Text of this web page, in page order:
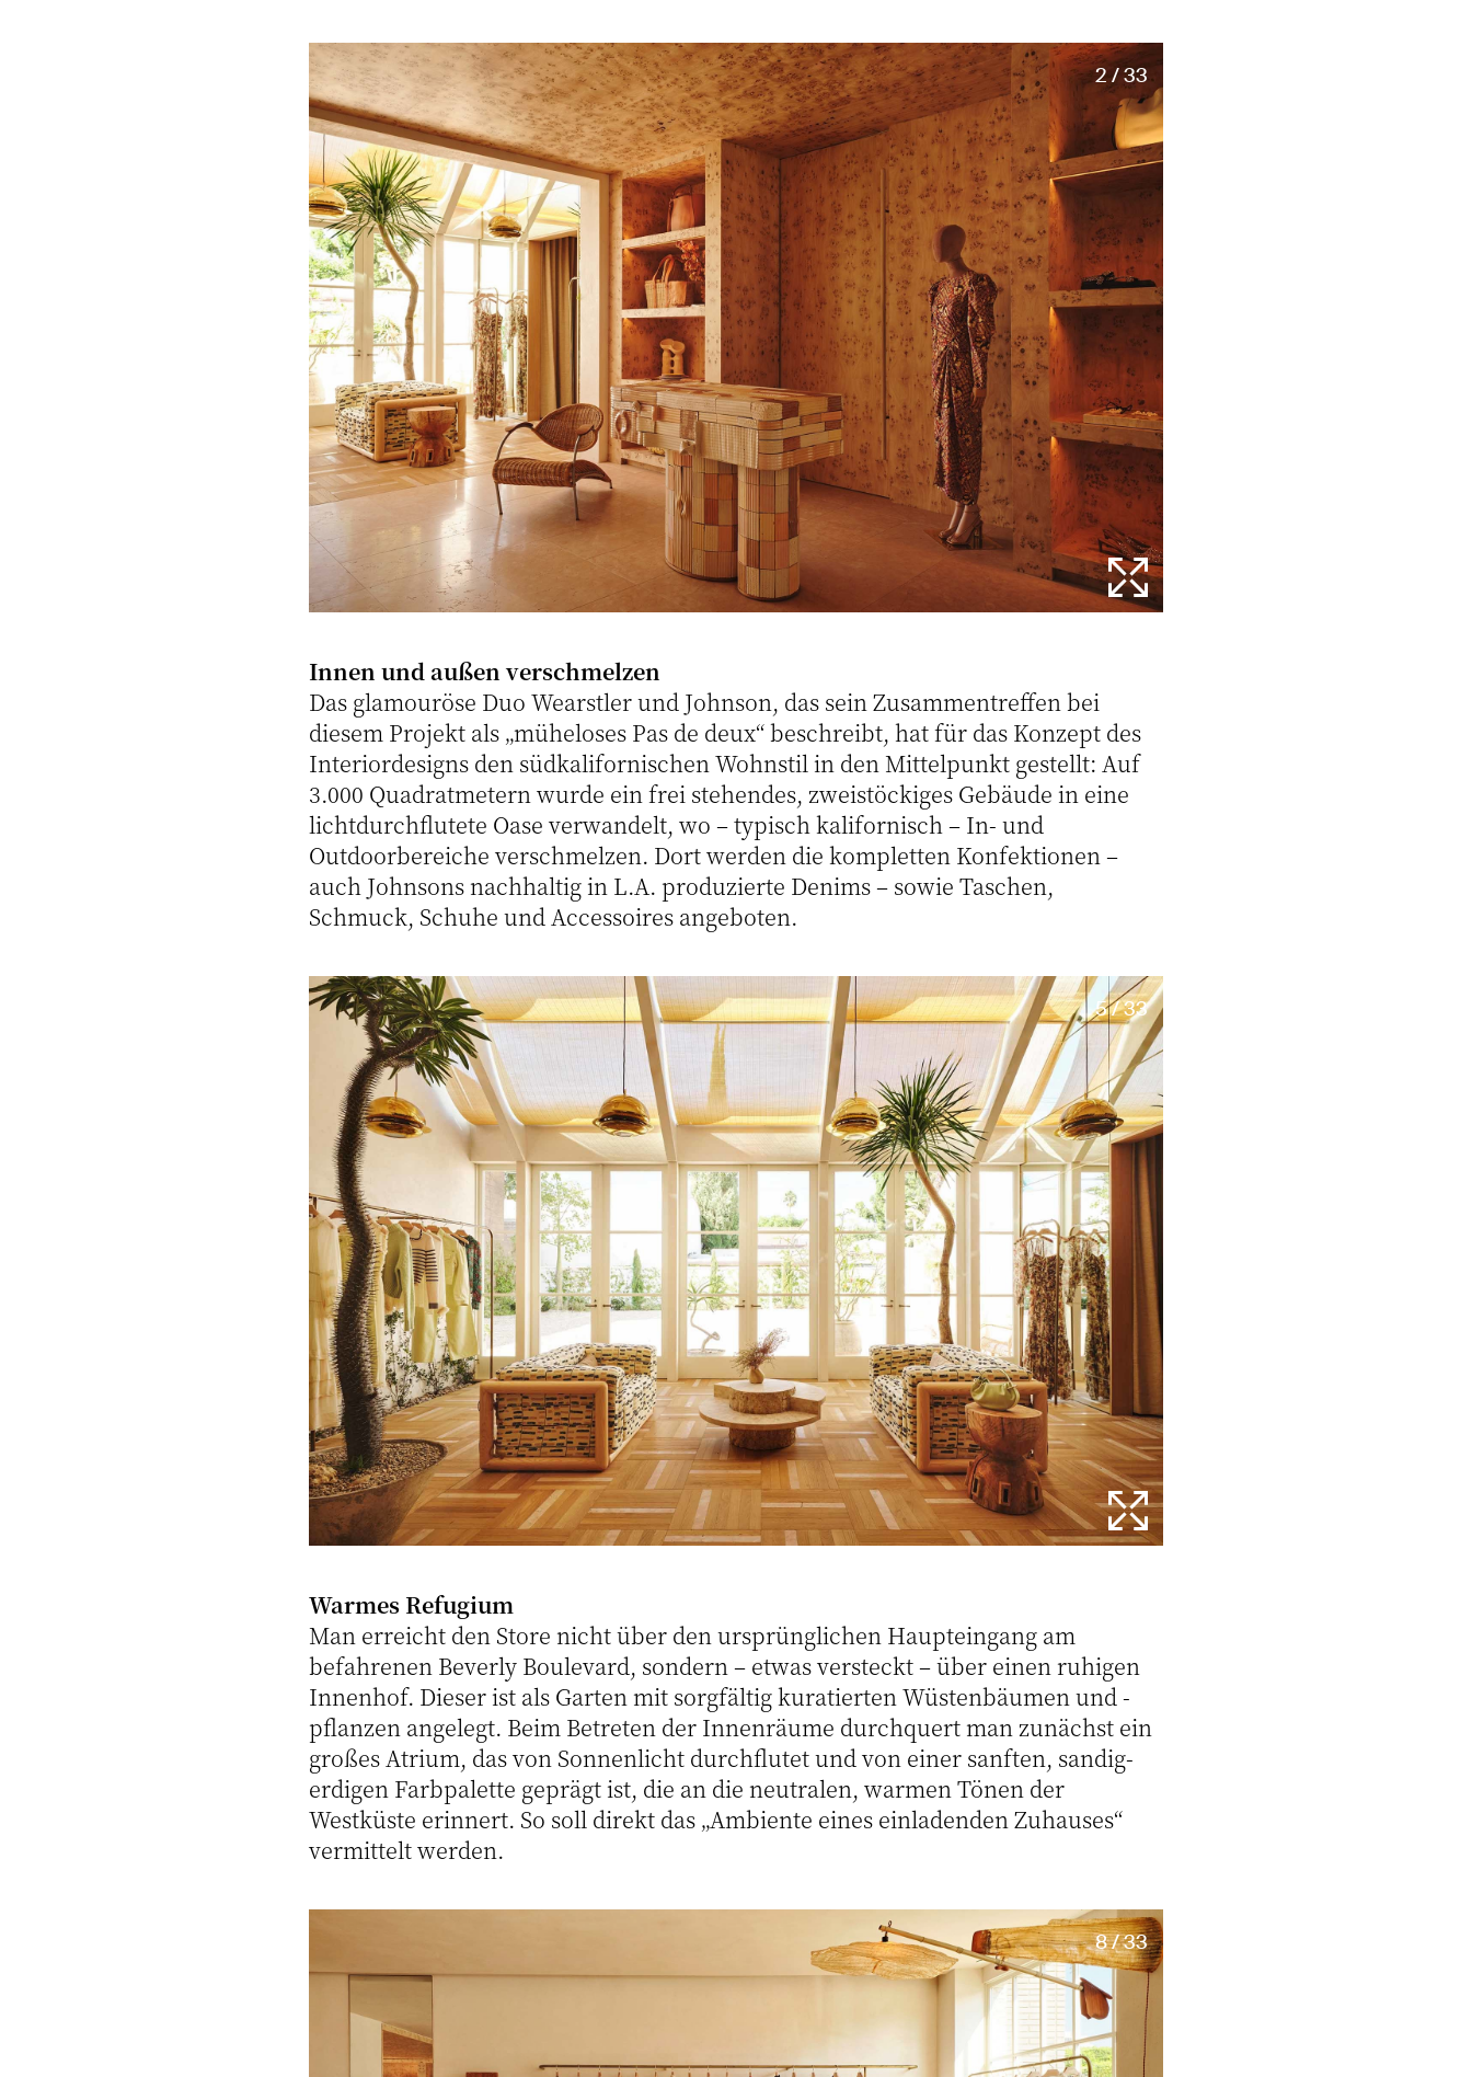
2 / 33
Innen und außen verschmelzen
Das glamouröse Duo Wearstler und Johnson, das sein Zusammentreffen bei
diesem Projekt als „müheloses Pas de deux“ beschreibt, hat für das Konzept des
Interiordesigns den südkalifornischen Wohnstil in den Mittelpunkt gestellt: Auf
3.000 Quadratmetern wurde ein frei stehendes, zweistöckiges Gebäude in eine
lichtdurchflutete Oase verwandelt, wo – typisch kalifornisch – In- und
Outdoorbereiche verschmelzen. Dort werden die kompletten Konfektionen –
auch Johnsons nachhaltig in L.A. produzierte Denims – sowie Taschen,
Schmuck, Schuhe und Accessoires angeboten.
5 / 33
Warmes Refugium
Man erreicht den Store nicht über den ursprünglichen Haupteingang am
befahrenen Beverly Boulevard, sondern – etwas versteckt – über einen ruhigen
Innenhof. Dieser ist als Garten mit sorgfältig kuratierten Wüstenbäumen und -
pflanzen angelegt. Beim Betreten der Innenräume durchquert man zunächst ein
großes Atrium, das von Sonnenlicht durchflutet und von einer sanften, sandig-
erdigen Farbpalette geprägt ist, die an die neutralen, warmen Tönen der
Westküste erinnert. So soll direkt das „Ambiente eines einladenden Zuhauses“
vermittelt werden.
8 / 33